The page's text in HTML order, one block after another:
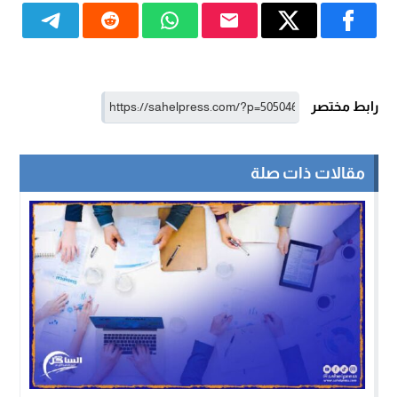
رابط مختصر
مقالات ذات صلة